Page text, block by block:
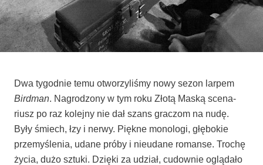
Dwa tygo­dnie temu otwo­rzy­li­śmy nowy sezon lar­pem
Bird­man . Nagro­dzo­ny w tym roku Zło­tą Maską sce­na­
riusz po raz kolej­ny nie dał szans gra­czom na nudę.
Były śmiech, łzy i ner­wy. Pięk­ne mono­lo­gi, głę­bo­kie
prze­my­śle­nia, uda­ne pró­by i nie­uda­ne roman­se. Tro­chę
życia, dużo sztu­ki. Dzię­ki za udział, cudow­nie oglą­da­ło